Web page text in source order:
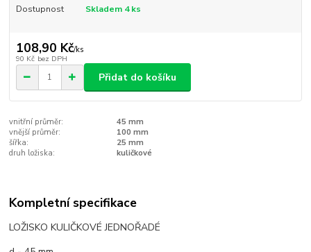
Dostupnost Skladem 4 ks
108,90 Kč/ks
90 Kč bez DPH
Přidat do košíku
vnitřní průměr:
45 mm
vnější průměr:
100 mm
šířka:
25 mm
druh ložiska:
kuličkové
Kompletní specifikace
LOŽISKO KULIČKOVÉ JEDNOŘADÉ